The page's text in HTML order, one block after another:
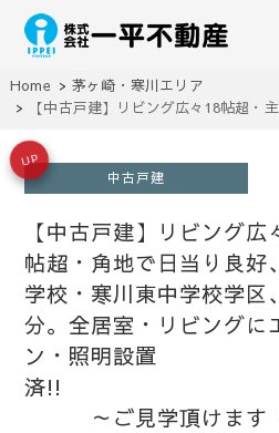
株式会社一平不
Home
茅ヶ崎・寒川エリア
【中古戸建】リビング広々18帖超・
居室・リビングにエアコン・カーテン・
済!! ～ご見学
（事前予約制）～
中古戸建
【中古戸建】リビング
帖超・角地で日当り良好
学校・寒川東中学校学区
分。全居室・リビングに
ン・照明設置
～ご見学頂けます（
UP